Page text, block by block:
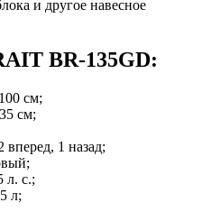
и другое навесное
BR-135GD:
см;
см;
вперед, 1 назад;
л. с.;
л;